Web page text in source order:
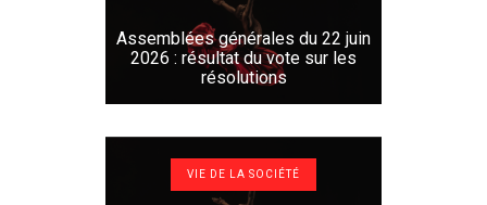
Assemblées générales du 22 juin
2026 : résultat du vote sur les
résolutions
VIE DE LA SOCIÉTÉ